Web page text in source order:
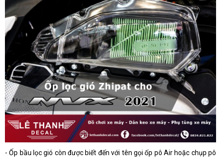
-Ốp bầu lọc gió còn được biết đến với tên gọi ốp pô Air hoặc chụp pô